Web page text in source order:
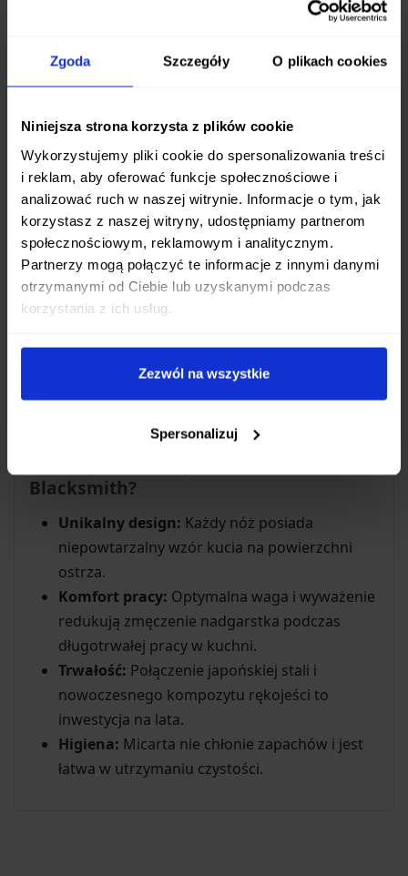
Zgoda Szczegóły O plikach cookies
Niniejsza strona korzysta z plików cookie
Wykorzystujemy pliki cookie do spersonalizowania treści
i reklam, aby oferować funkcje społecznościowe i
analizować ruch w naszej witrynie. Informacje o tym, jak
korzystasz z naszej witryny, udostępniamy partnerom
społecznościowym, reklamowym i analitycznym.
Partnerzy mogą połączyć te informacje z innymi danymi
otrzymanymi od Ciebie lub uzyskanymi podczas
korzystania z ich usług.
Zezwól na wszystkie
Spersonalizuj
zarówno dla profesjonalnych szefów kuchni, jak i
sobie uniwersalność narzędzi.
trwałości
Sercem noża jest wysokowęglowa stalAUS-8
ceniona za doskonały balans między twardością a
łatwością ostrzenia. Hartowanie do poziomu58
HRCgwarantuje, że nóż długo zachowuje swoją
agresywną ostrość, pozostając jednocześnie
odpornym na wykruszenia. Ergonomiczna
rękojeść wykonana z
odpornego na wilgoć, wysokie temperatury i
uszkodzenia mechaniczne – zapewnia pewny
Blacksmith?
Unikalny design: Każdy nóż posiada
niepowtarzalny wzór kucia na powierzchni
ostrza.
Komfort pracy: Optymalna waga i wyważenie
redukują zmęczenie nadgarstka podczas
długotrwałej pracy w kuchni.
Trwałość: Połączenie japońskiej stali i
nowoczesnego kompozytu rękojeści to
inwestycja na lata.
Higiena: Micarta nie chłonie zapachów i jest
łatwa w utrzymaniu czystości.